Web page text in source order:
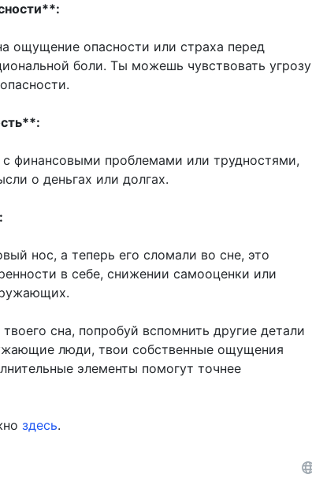
ощущение опасности или страха перед
боли. Ты можешь чувствовать угрозу
с финансовыми проблемами или трудностями,
о деньгах или долгах.
нос, а теперь его сломали во сне, это
в себе, снижении самооценки или
сна, попробуй вспомнить другие детали
люди, твои собственные ощущения
элементы помогут точнее
здесь.